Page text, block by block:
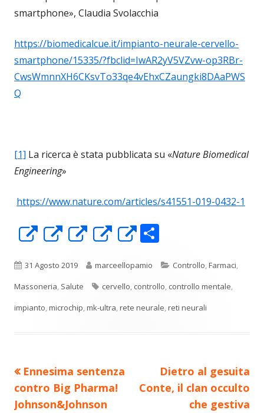
smartphone», Claudia Svolacchia
https://biomedicalcue.it/impianto-neurale-cervello-
smartphone/15335/?fbclid=IwAR2yV5VZvw-op3RBr-
CwsWmnnXH6CKsvTo33qe4vEhxCZaungki8DAaPWS
Q
[1] La ricerca è stata pubblicata su «Nature Biomedical
Engineering»
https://www.nature.com/articles/s41551-019-0432-1
Apre
una
nuova
finestra
Apre
una
nuova
finestra
Apre
una
nuova
finestra
Apre
una
nuova
finestra
Apre
una
nuova
finestra
n
di
vi
Pubblicato
31 Agosto 2019 Autore
marceellopamio Categorie
Controllo,Farmaci,
Massoneria, Salute Tag
cervello, controllo, controllo mentale,
impianto,microchip,mk-ultra,rete neurale,reti neurali
Navigazione
articoli
Precedente
articolo:
Ennesima sentenza
contro Big Pharma!
Johnson&Johnson
Nuovo
articolo:
Dietro al gesuita
Conte, il clan occulto
che gestiva